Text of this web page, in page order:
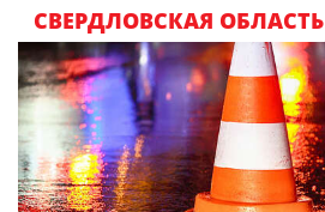
СВЕРДЛОВСКАЯ ОБЛАСТЬ